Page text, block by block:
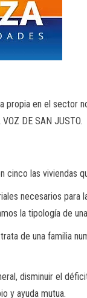
propia en el sector
DE SAN JUSTO.
cinco las viviendas
necesarios
la tipología de
de una familia
disminuir el
y ayuda mutua.